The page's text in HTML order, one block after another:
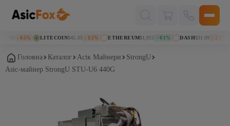
↓ 0.5% LITECOIN$45.33 ↓ 1.5% ETHEREUM$1,915 ↑ 0.1% DASH$31.09 ↓ 2.2%
Головна Каталог Асік Майнери
StrongU
Asic-майнер StrongU STU-U6 440G